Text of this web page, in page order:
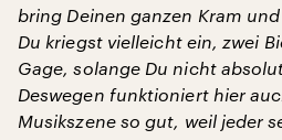
bring Deinen ganzen Kram
Du kriegst vielleicht ein, zwei
Gage, solange Du nicht
Deswegen funktioniert hier
Musikszene so gut, weil jeder